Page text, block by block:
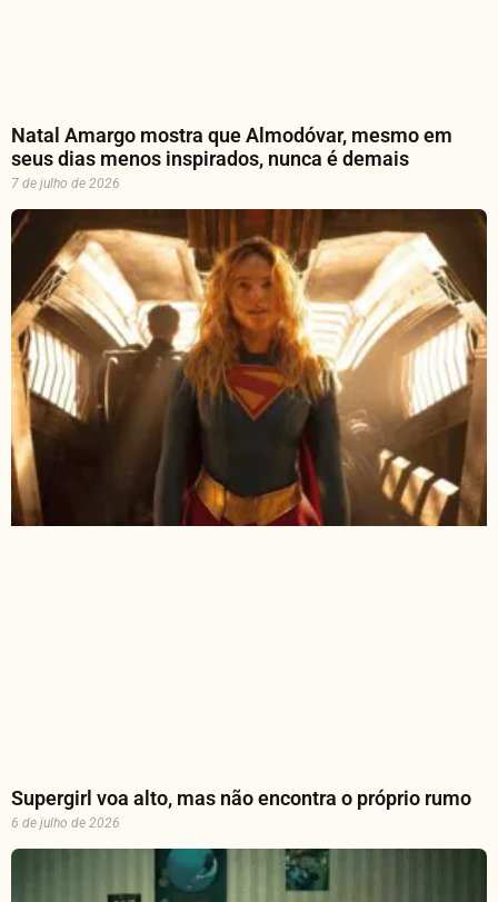
Natal Amargo mostra que Almodóvar, mesmo em
seus dias menos inspirados, nunca é demais
7 de julho de 2026
Supergirl voa alto, mas não encontra o próprio rumo
6 de julho de 2026